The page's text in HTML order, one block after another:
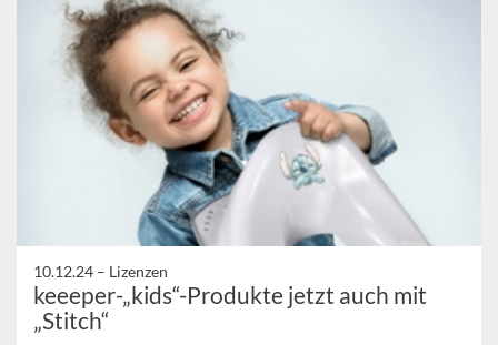
10.12.24 – Lizenzen
keeeper-„kids“-Produkte jetzt auch mit
„Stitch“